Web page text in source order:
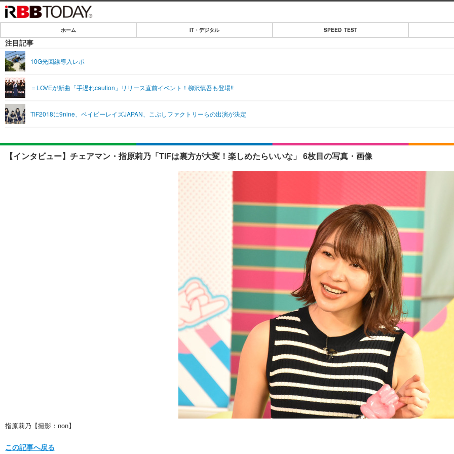
IT・デジタル
ショッピング
SPEED TEST
エンタメ
エンタメTOP
音楽
グラビア
ショッピング
ライフ
ライフTOP
ペット
その他
リリース一覧
ホーム IT・デジタル SPEED TEST
注目記事
10G光回線導入レポ
＝LOVEが新曲「手遅れcaution」リリース直前イベント！柳沢慎吾も登場!!
TIF2018に9nine、ベイビーレイズJAPAN、こぶしファクトリーらの出演が決定
【インタビュー】チェアマン・指原莉乃「TIFは裏方が大変！楽しめたらいいな」 6枚目の写真・画像
指原莉乃【撮影：non】
この記事へ戻る